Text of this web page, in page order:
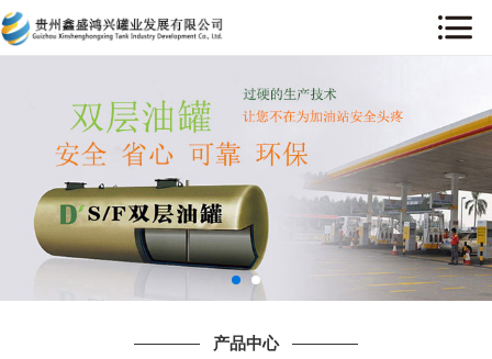
产品中心
关于我们
产品中心
工程案例
售后服务